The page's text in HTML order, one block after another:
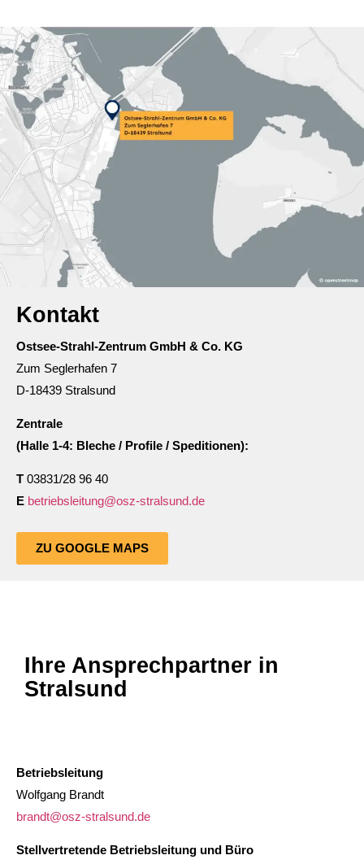
Kontakt
Ostsee-Strahl-Zentrum GmbH & Co. KG
Zum Seglerhafen 7
D-18439 Stralsund
Zentrale
(Halle 1-4: Bleche / Profile / Speditionen):
T 03831/28 96 40
E betriebsleitung@osz-stralsund.de
ZU GOOGLE MAPS
Ihre Ansprechpartner in
Stralsund
Betriebsleitung
Wolfgang Brandt
brandt@osz-stralsund.de
Stellvertretende Betriebsleitung und Büro